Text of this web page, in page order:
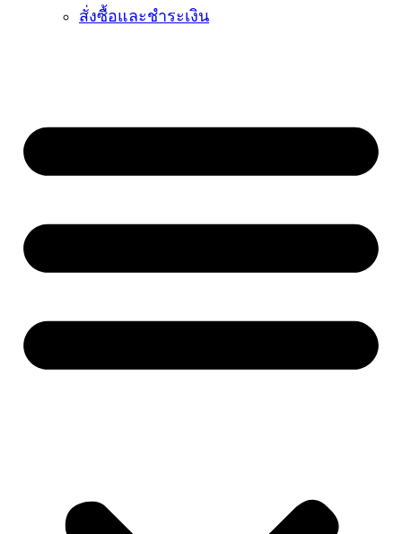
สั่งซื้อและชำระเงิน